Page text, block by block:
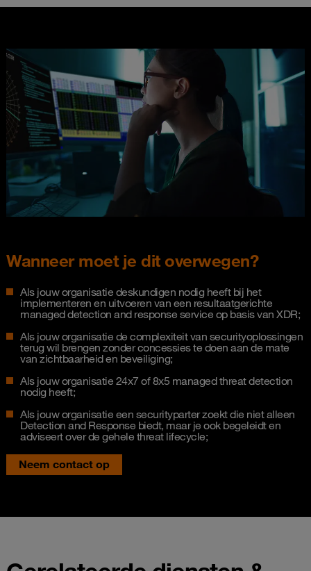
Wanneer moet je dit overwegen?
Als jouw organisatie deskundigen nodig heeft bij het
implementeren en uitvoeren van een resultaatgerichte
managed detection and response service op basis van XDR;
Als jouw organisatie de complexiteit van securityoplossingen
terug wil brengen zonder concessies te doen aan de mate
van zichtbaarheid en beveiliging;
Als jouw organisatie 24x7 of 8x5 managed threat detection
nodig heeft;
Als jouw organisatie een securityparter zoekt die niet alleen
Detection and Response biedt, maar je ook begeleidt en
adviseert over de gehele threat lifecycle;
Neem contact op